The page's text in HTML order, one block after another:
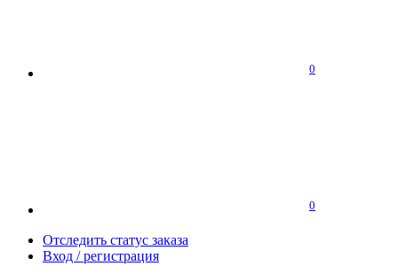
0
0
Отследить статус заказа
Вход / регистрация